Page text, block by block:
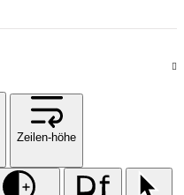
Zeilen-höhe